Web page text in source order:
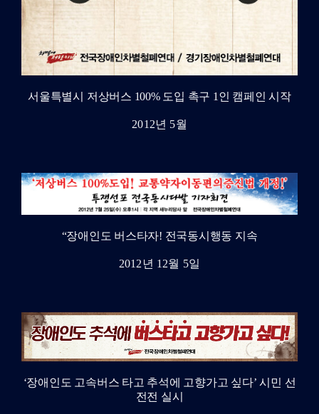
서울특별시 저상버스 100% 도입 촉구 1인 캠페인 시작
2012년 5월
“장애인도 버스타자! 전국동시행동 지속
2012년 12월 5일
‘장애인도 고속버스 타고 추석에 고향가고 싶다’ 시민 선
전전 실시